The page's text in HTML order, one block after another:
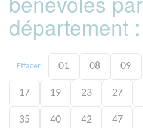
département :
Effacer 01 08 09
17 19 23 27
35 40 42 47